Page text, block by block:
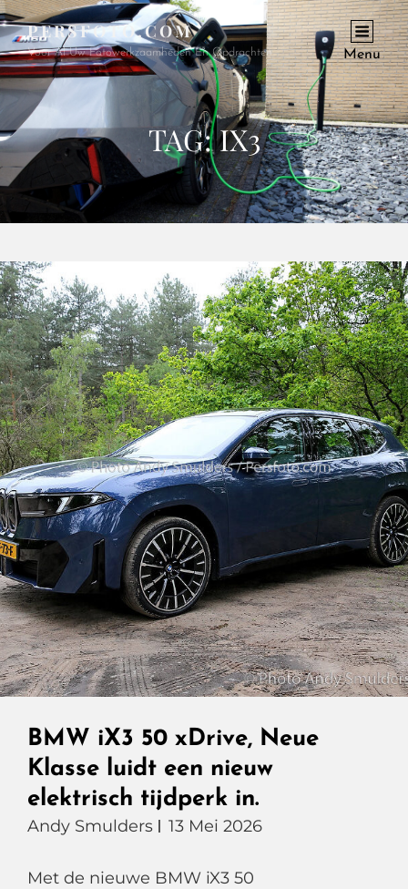
PERSFOTO.COM
Voor Al Uw Fotowerkzaamheden En Opdrachten Menu
TAG:IX3
BMW iX3 50 xDrive, Neue
Klasse luidt een nieuw
elektrisch tijdperk in.
Andy Smulders 13 Mei 2026
Met de nieuwe BMW iX3 50